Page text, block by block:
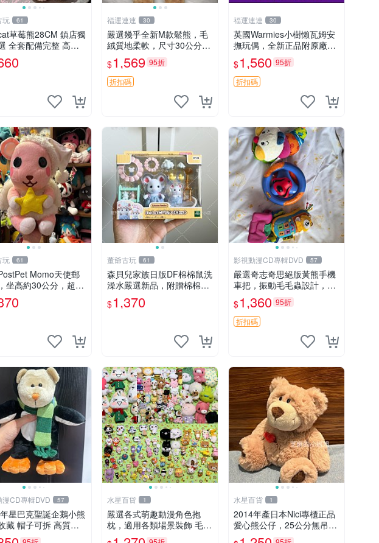
玩 61
草莓熊28CM 鎮店獨
全套配備完整 高品
好物 紋章 玩具熊 定
福運連連 30
嚴選幾乎全新M款鬆熊，毛
絨質地柔軟，尺寸30公分，
做工精緻可愛，適合收藏或
贈送親友。中古使用痕跡，
手感依然優良。 鬆熊 嬰熊
毛玩偶
$1,569 95折
折扣碼
福運連連 30
英國Warmies小樹懶瓦姆安
撫玩偶，全新正品附原廠吊
牌與防塵袋，內藏薰衣草可
加熱，適合各個年齡層，冷
暖兩用享受抱抱樂趣，不容
錯過嚴選好物 溫暖 冷感
$1,560 95折
折扣碼
玩 61
Momo天使郵
坐高約30公分，超萌
藏首選 天使郵電熊 M
玩具
董爺古玩 61
森貝兒家族日版DF棉棉鼠洗
澡水嚴選新品，附贈棉棉鼠
媽媽與嬰兒及配件。-paper
盒裝，輕便設計方便攜帶。
$1,370
影視動漫CD專輯DVD 57
嚴選奇志奇思絕版黃熊手機
車把，振動毛毛蟲設計，直
SALE 售不退不換 毛毛蟲 手
機 車把
$1,360 95折
折扣碼
漫CD專輯DVD 57
星巴克聖誕企鵝小熊
藏 帽子可拆 高質手
聖誕限定 星巴克企
水星百貨 1
嚴選各式萌趣動漫角色抱
枕，適用各類場景裝飾 毛絨
玩具、卡通抱枕、趣味玩偶
水星百貨 1
2014年產日本Nici專櫃正品
愛心熊公仔，25公分無吊牌
全新 愛心熊 公仔 熊抱玩偶